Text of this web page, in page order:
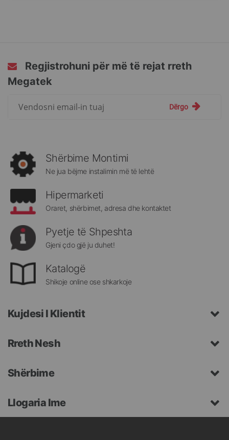
Regjistrohuni për më të rejat rreth
Megatek
rreth
Megatek:
Dërgo
Shërbime Montimi
Ne jua bëjme instalimin më të lehtë
Hipermarketi
Oraret, shërbimet, adresa dhe kontaktet
Pyetje të Shpeshta
Gjeni çdo gjë ju duhet!
Katalogë
Shikoje online ose shkarkoje
Kujdesi I Klientit
Rreth Nesh
Shërbime
Llogaria Ime